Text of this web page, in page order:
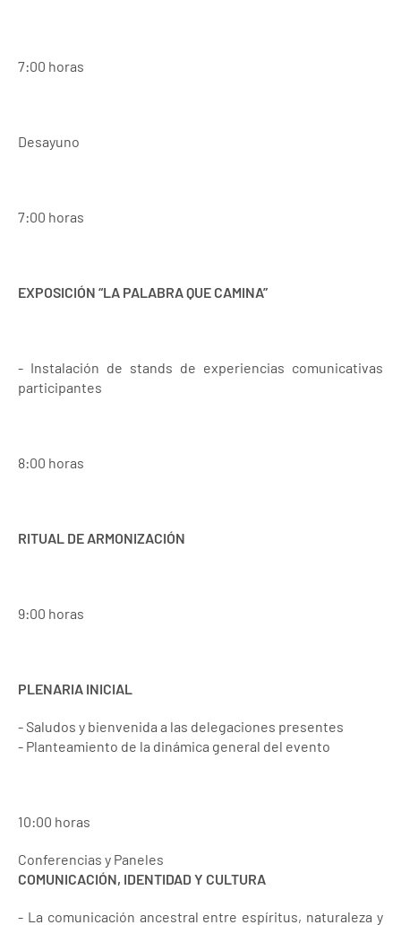
7:00 horas
Desayuno
7:00 horas
EXPOSICIÓN “LA PALABRA QUE CAMINA”
- Instalación de stands de experiencias comunicativas
participantes
8:00 horas
RITUAL DE ARMONIZACIÓN
9:00 horas
PLENARIA INICIAL
- Saludos y bienvenida a las delegaciones presentes
- Planteamiento de la dinámica general del evento
10:00 horas
Conferencias y Paneles
COMUNICACIÓN, IDENTIDAD Y CULTURA
- La comunicación ancestral entre espíritus, naturaleza y